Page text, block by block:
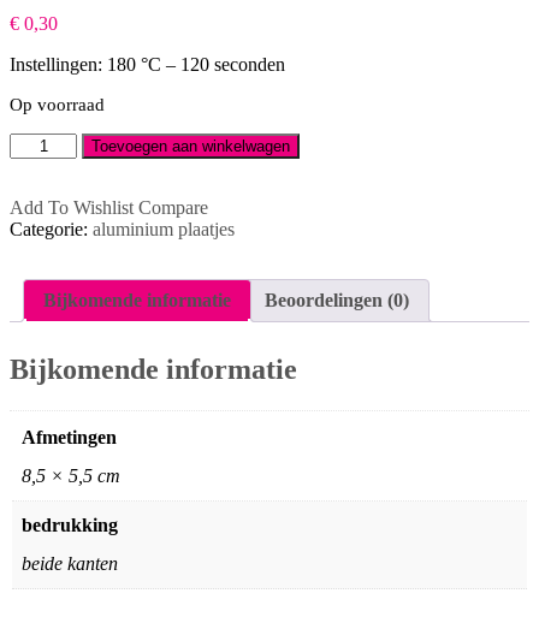
€ 0,30
Instellingen: 180 °C – 120 seconden
Op voorraad
Zilver
aluminium
met
bogen
Toevoegen aan winkelwagen
Add To Wishlist Compare
Categorie: aluminium plaatjes
Bijkomende informatie Beoordelingen (0)
Bijkomende informatie
Afmetingen
8,5 × 5,5 cm
bedrukking
beide kanten